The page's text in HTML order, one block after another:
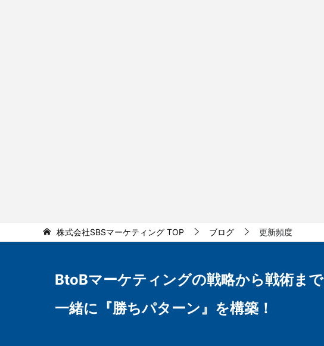
株式会社SBSマーケティング TOP ブログ 更新頻度
BtoBマーケティングの戦略から戦術まで
一緒に『勝ちパターン』を構築！